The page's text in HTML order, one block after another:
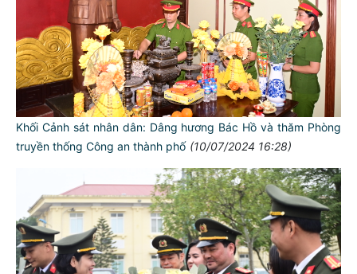
Khối Cảnh sát nhân dân: Dâng hương Bác Hồ và thăm Phòng
truyền thống Công an thành phố (10/07/2024 16:28)